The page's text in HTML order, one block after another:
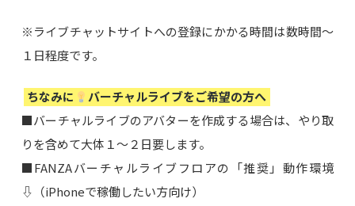
※ライブチャットサイトへの登録にかかる時間は数時間～
１日程度です。
ちなみに
バーチャルライブをご希望の方へ
■バーチャルライブのアバターを作成する場合は、やり取
りを含めて大体１～２日要します。
■FANZAバーチャルライブフロアの「推奨」動作環境
⇩（iPhoneで稼働したい方向け）